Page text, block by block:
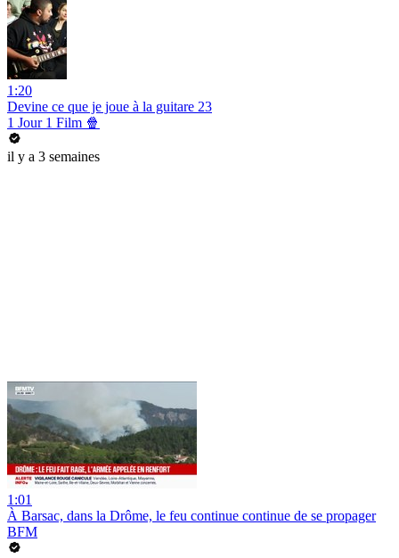
1:20
Devine ce que je joue à la guitare 23
1 Jour 1 Film 🍿
il y a 3 semaines
1:01
À Barsac, dans la Drôme, le feu continue continue de se propager
BFM